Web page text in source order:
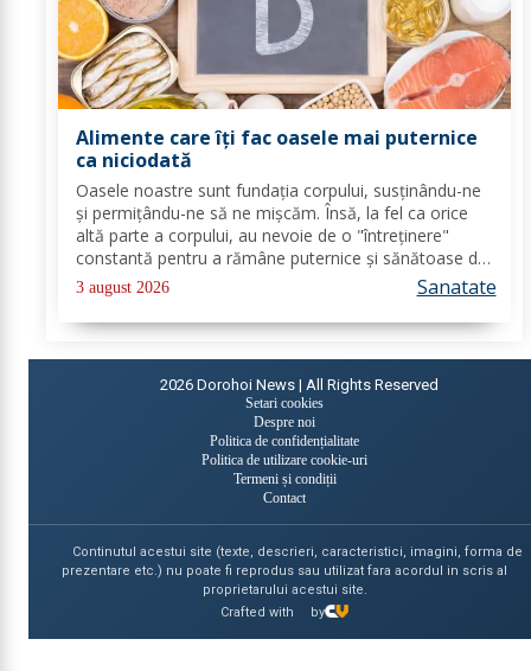
Alimente care îți fac oasele mai puternice
ca niciodată
Oasele noastre sunt fundația corpului, susținându-ne
și permițându-ne să ne mișcăm. Însă, la fel ca orice
altă parte a corpului, au nevoie de o "întreținere"
constantă pentru a rămâne puternice și sănătoase de-
a lungul vieții. Din fericire, nu ai nevoie de poțiuni
magice, ci de alimente simple, dar...
3 august 2026 Sanatate
2026 Dorohoi News | All Rights Reserved
Setari cookies
Despre noi
Politica de confidențialitate
Politica de utilizare cookie-uri
Termeni și condiții
Contact
Continutul acestui site (texte, descrieri, caracteristici, imagini, forma de
prezentare etc.) nu poate fi reprodus sau utilizat fara acordul in scris al
proprietarului acestui site.
Crafted with
by